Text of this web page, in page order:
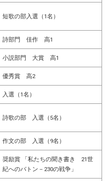
短歌の部入選（1名）
詩部門 佳作 高1
小説部門 大賞 高1
優秀賞 高2
入選（1名）
詩歌の部 入選（5名）
作文の部 入選（9名）
奨励賞 「私たちの聞き書き 21世
紀へのバトン－230の戦争」